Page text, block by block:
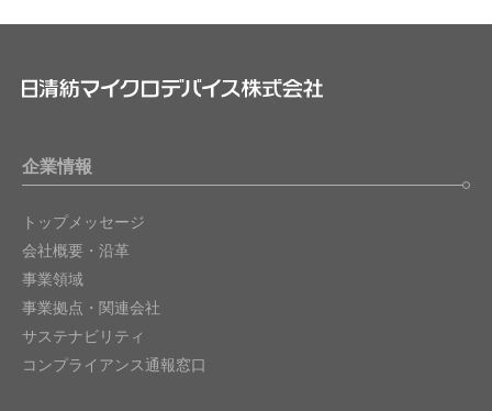
企業情報
トップメッセージ
会社概要・沿革
事業領域
事業拠点・関連会社
サステナビリティ
コンプライアンス通報窓口